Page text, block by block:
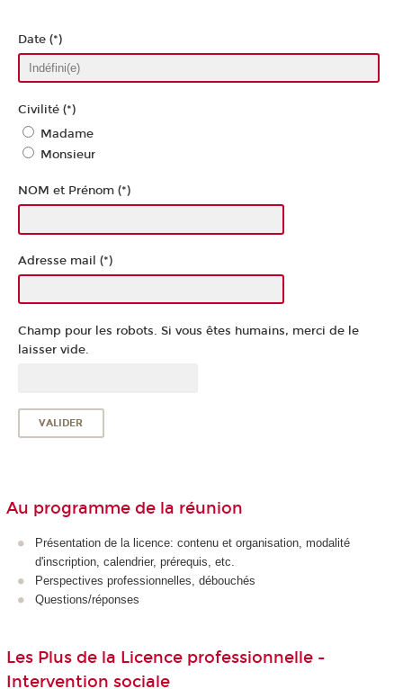
Date (*)
Civilité (*)
Madame
Monsieur
NOM et Prénom (*)
Adresse mail (*)
Champ pour les robots. Si vous êtes humains, merci de le
laisser vide.
Au programme de la réunion
Présentation de la licence: contenu et organisation, modalité
d'inscription, calendrier, prérequis, etc.
Perspectives professionnelles, débouchés
Questions/réponses
Les Plus de la Licence professionnelle -
Intervention sociale